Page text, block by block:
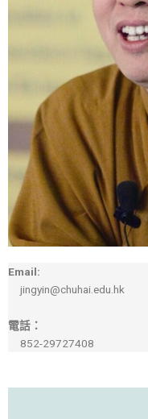
Email:
jingyin@chuhai.edu.hk
電話：
852-29727408